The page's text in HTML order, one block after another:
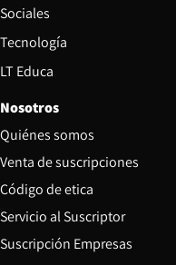
Sociales
Tecnología
LT Educa
Nosotros
Quiénes somos
Venta de suscripciones
Código de etica Opens in
Servicio al Suscriptor
Suscripción Empresas